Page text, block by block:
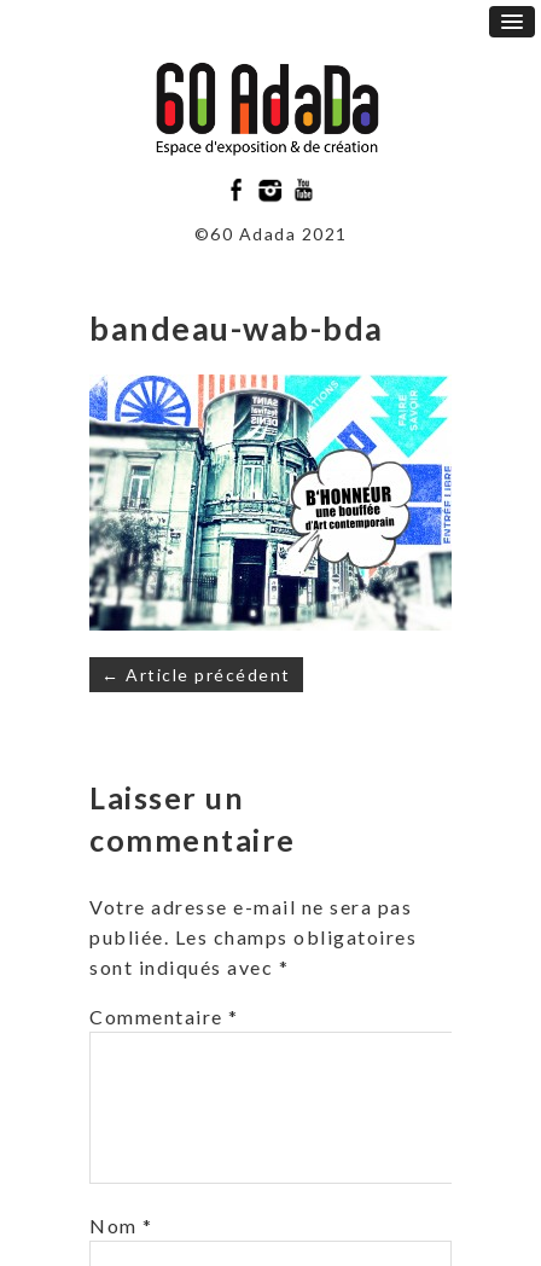
©60 Adada 2021
bandeau-wab-bda
Navigation
de
← Article précédent
Laisser un
commentaire
Votre adresse e-mail ne sera pas
publiée. Les champs obligatoires
sont indiqués avec *
Commentaire *
Nom *